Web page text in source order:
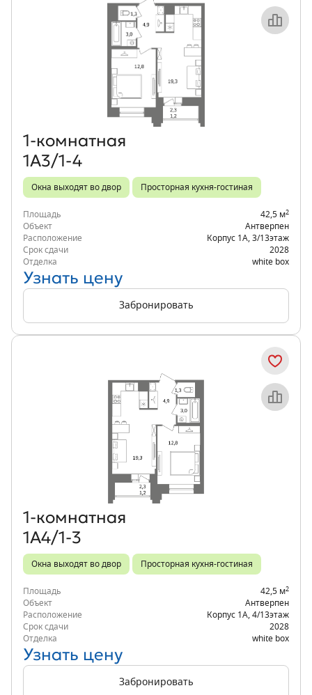
Объект месяца
1‑комнатная
1А3/1-4
Окна выходят во двор Просторная кухня-гостиная
Площадь 42,5 м2
Объект
Антверпен
Расположение
Корпус 1А 3/13этаж
Срок сдачи
2028
Отделка
white box
Узнать цену
Забронировать
Объект месяца
1‑комнатная
1А4/1-3
Окна выходят во двор Просторная кухня-гостиная
Площадь 42,5 м2
Объект
Антверпен
Расположение
Корпус 1А 4/13этаж
Срок сдачи
2028
Отделка
white box
Узнать цену
Забронировать